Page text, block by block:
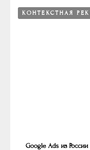
КОНТЕКСТНАЯ
Google Ads из России